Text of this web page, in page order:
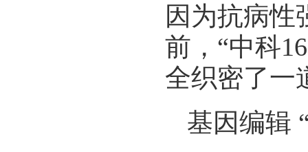
因为抗病性
前，“中科
全织密了一
基因编辑